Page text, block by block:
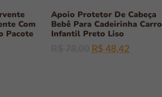
Com
Pacote
Apoio Protetor De Cabeça
Bebê Para Cadeirinha Carro
Infantil Preto Liso
R$ 48,42